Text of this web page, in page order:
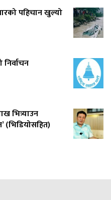
पहिचान खुल्यो
भित्र्याउन
(भिडियोसहित)